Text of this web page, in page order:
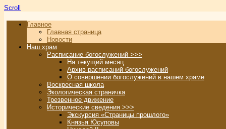
Scroll
Главное
Главная страница
Новости
Наш храм
Расписание богослужений >>>
На текущий месяц
Архив расписаний богослужений
О совершении богослужений в нашем храме
Воскресная школа
Экологическая страничка
Трезвенное движение
Исторические сведения >>>
Экскурсия «Страницы прошлого»
Князья Юсуповы